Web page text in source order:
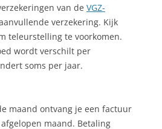
van de VGZ-
verzekering. Kijk
teleurstelling te voorkomen.
wordt verschilt per
soms per jaar.
maand ontvang je een factuur
maand. Betaling